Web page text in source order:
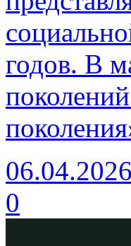
годов. В
06.04.2026
0